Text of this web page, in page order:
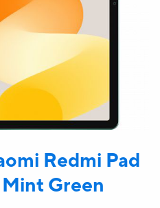
Redmi Pad
Green